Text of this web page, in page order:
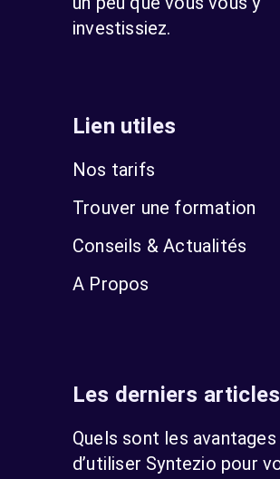
investissiez.
Lien utiles
Nos tarifs
Trouver une formation
Conseils & Actualités
A Propos
Les derniers articles
Quels sont les avantages
d’utiliser Syntezio pour